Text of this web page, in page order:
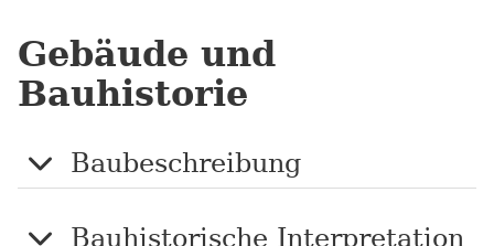
Gebäude und
Bauhistorie
Baubeschreibung
Bauhistorische Interpretation